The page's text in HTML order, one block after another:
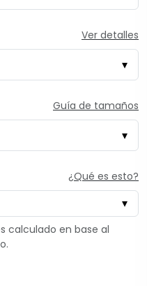
Ver detalles
Guía de tamaños
¿Qué es esto?
calculado en base al